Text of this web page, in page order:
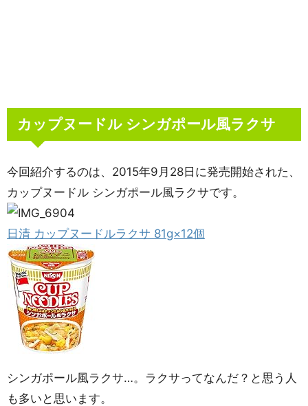
カップヌードル シンガポール風ラクサ
今回紹介するのは、2015年9月28日に発売開始された、
カップヌードル シンガポール風ラクサです。
日清 カップヌードルラクサ 81g×12個
シンガポール風ラクサ…。ラクサってなんだ？と思う人
も多いと思います。